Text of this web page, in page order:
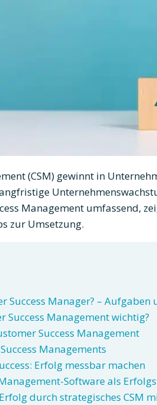
(CSM) gewinnt in
Management umfassend,
zur Umsetzung.
Success Manager? –
Success Management wichtig?
Success Management
Managements
Erfolg messbar machen
Software als
durch strategisches CSM